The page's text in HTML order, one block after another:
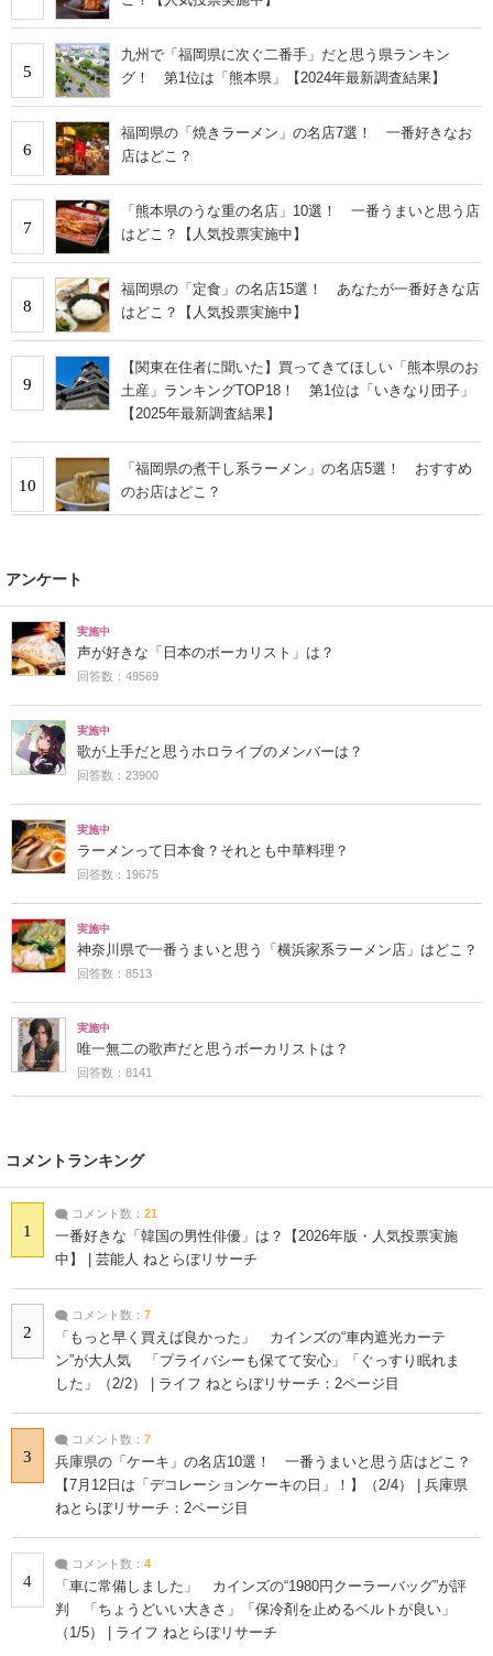
5
九州で「福岡県に次ぐ二番手」だと思う県ランキン
グ！ 第1位は「熊本県」【2024年最新調査結果】
6
福岡県の「焼きラーメン」の名店7選！ 一番好きなお
店はどこ？
7
「熊本県のうな重の名店」10選！ 一番うまいと思う店
はどこ？【人気投票実施中】
8
福岡県の「定食」の名店15選！ あなたが一番好きな店
はどこ？【人気投票実施中】
9
【関東在住者に聞いた】買ってきてほしい「熊本県のお
土産」ランキングTOP18！ 第1位は「いきなり団子」
【2025年最新調査結果】
10
「福岡県の煮干し系ラーメン」の名店5選！ おすすめ
のお店はどこ？
アンケート
実施中
声が好きな「日本のボーカリスト」は？
回答数：49569
実施中
歌が上手だと思うホロライブのメンバーは？
回答数：23900
実施中
ラーメンって日本食？それとも中華料理？
回答数：19675
実施中
神奈川県で一番うまいと思う「横浜家系ラーメン店」はどこ？
回答数：8513
実施中
唯一無二の歌声だと思うボーカリストは？
回答数：8141
コメントランキング
1
コメント数： 21
一番好きな「韓国の男性俳優」は？【2026年版・人気投票実施
中】 | 芸能人 ねとらぼリサーチ
2
コメント数： 7
「もっと早く買えば良かった」 カインズの“車内遮光カーテ
ン”が大人気 「プライバシーも保てて安心」「ぐっすり眠れま
した」（2/2） | ライフ ねとらぼリサーチ：2ページ目
3
コメント数： 7
兵庫県の「ケーキ」の名店10選！ 一番うまいと思う店はどこ？
【7月12日は「デコレーションケーキの日」！】（2/4） | 兵庫県
ねとらぼリサーチ：2ページ目
4
コメント数： 4
「車に常備しました」 カインズの“1980円クーラーバッグ”が評
判 「ちょうどいい大きさ」「保冷剤を止めるベルトが良い」
（1/5） | ライフ ねとらぼリサーチ